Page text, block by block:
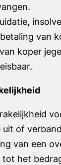
van
koper
of
van een
tot het